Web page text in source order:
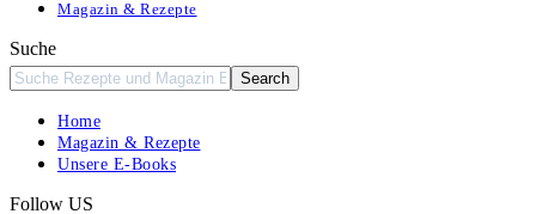
Magazin & Rezepte
Suche
Home
Magazin & Rezepte
Unsere E-Books
Follow US